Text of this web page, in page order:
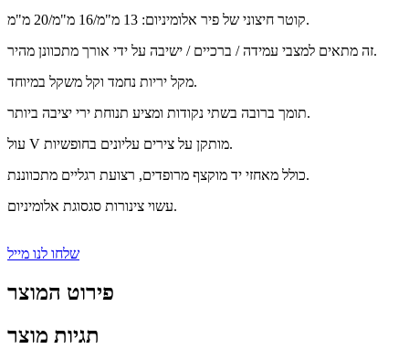
קוטר חיצוני של פיר אלומיניום: 13 מ"מ/16 מ"מ/20 מ"מ.
זה מתאים למצבי עמידה / ברכיים / ישיבה על ידי אורך מתכוונן מהיר.
מקל יריות נחמד וקל משקל במיוחד.
תומך ברובה בשתי נקודות ומציע תנוחת ירי יציבה ביותר.
עול V מותקן על צירים עליונים בחופשיות.
כולל מאחזי יד מוקצף מרופדים, רצועת רגליים מתכווננת.
עשוי צינורות סגסוגת אלומיניום.
שלחו לנו מייל
פירוט המוצר
תגיות מוצר